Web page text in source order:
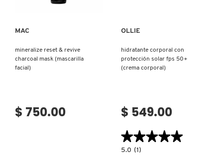
MAC
mineralize reset & revive
charcoal mask (mascarilla
facial)
$ 750.00
OLLIE
hidratante corporal con
protección solar fps 50+
(crema corporal)
$ 549.00
★★★★★
★★★★★
5.0
5.0 (1)